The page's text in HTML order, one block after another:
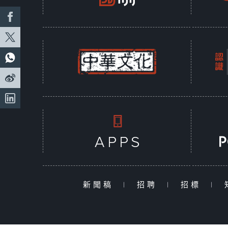
新聞稿 | 招聘 | 招標 |